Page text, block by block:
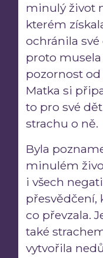
minulý život
kterém
ochránila své
proto
pozornost
Matka si
to pro své
strachu o ně.
Byla
minulém
i všech
přesvědčení,
co převzala.
také
vytvořila